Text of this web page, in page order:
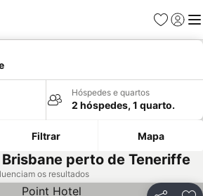
Favoritos
Iniciar
Hóspedes e quartos
2 hóspedes, 1 quarto.
Filtrar Mapa
perto de Teneriffe
os resultados